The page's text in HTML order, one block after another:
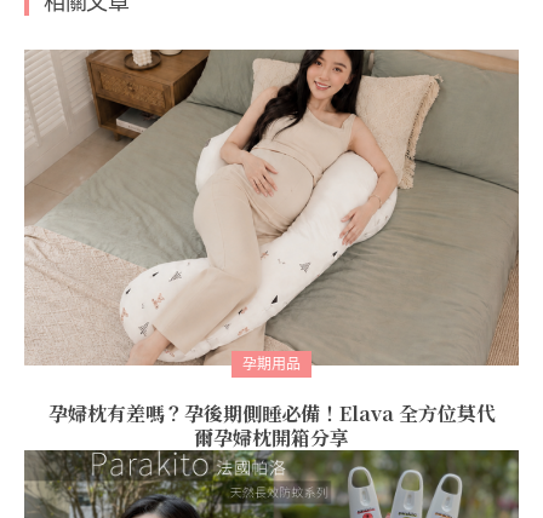
孕期用品
孕婦枕有差嗎？孕後期側睡必備！Elava 全方位莫代
爾孕婦枕開箱分享